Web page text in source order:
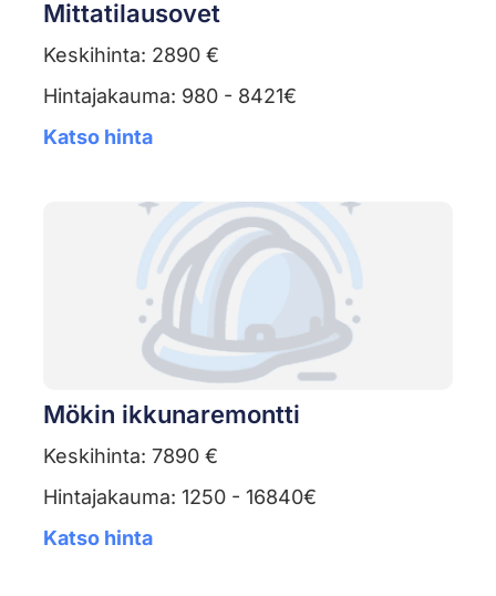
Mittatilausovet
Keskihinta: 2890 €
Hintajakauma: 980 - 8421€
Katso hinta
Mökin ikkunaremontti
Keskihinta: 7890 €
Hintajakauma: 1250 - 16840€
Katso hinta